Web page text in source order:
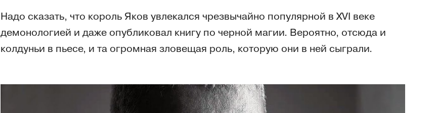
Надо сказать, что король Яков увлекался чрезвычайно популярной в XVI веке
демонологией и даже опубликовал книгу по черной магии. Вероятно, отсюда и
колдуньи в пьесе, и та огромная зловещая роль, которую они в ней сыграли.